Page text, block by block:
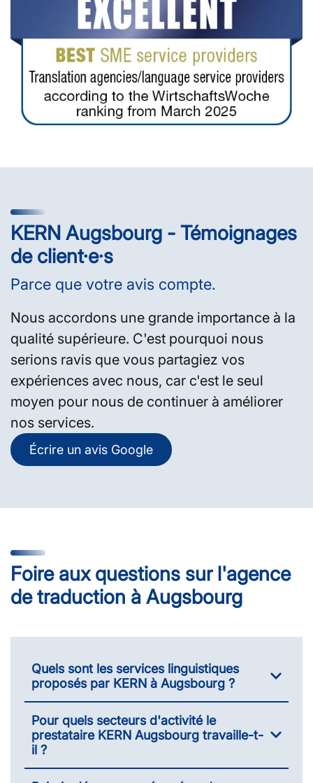
KERN Augsbourg - Témoignages
de client·e·s
Parce que votre avis compte.
Nous accordons une grande importance à la
qualité supérieure. C'est pourquoi nous
serions ravis que vous partagiez vos
expériences avec nous, car c'est le seul
moyen pour nous de continuer à améliorer
nos services.
Écrire un avis Google
Foire aux questions sur l'agence
de traduction à Augsbourg
Quels sont les services linguistiques
proposés par KERN à Augsbourg ?
Pour quels secteurs d'activité le
prestataire KERN Augsbourg travaille-t-
il ?